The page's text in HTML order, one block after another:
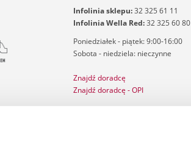
Infolinia sklepu:32 325 61 11
Infolinia Wella Red:32 325 60 80
Poniedziałek - piątek: 9:00-16:00
Sobota - niedziela: nieczynne
Znajdź doradcę
Znajdź doradcę - OPI